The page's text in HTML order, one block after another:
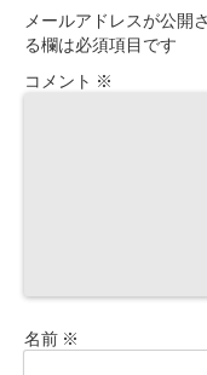
メールアドレスが公開
る欄は必須項目です
コメント ※
名前 ※